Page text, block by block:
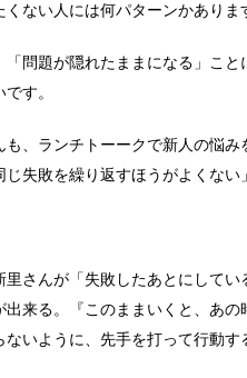
くない人には何パターンかありま
「問題が隠れたままになる」こ
す。
も、ランチトーークで新人の悩
じ失敗を繰り返すほうがよくない
里さんが「失敗したあとにして
出来る。『このままいくと、あの
ないように、先手を打って行動す